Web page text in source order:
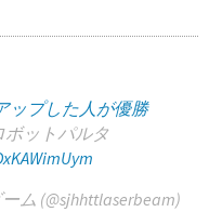
ップした人が優勝
ボットパルタ
ム (@sjhhttlaserbeam)